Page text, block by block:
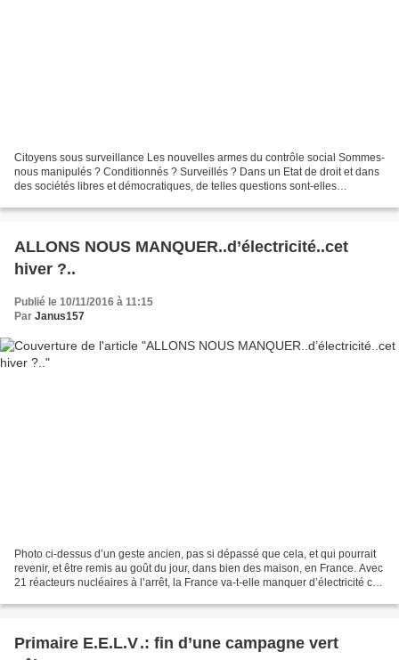
Citoyens sous surveillance Les nouvelles armes du contrôle social Sommes-
nous manipulés ? Conditionnés ? Surveillés ? Dans un Etat de droit et dans
des sociétés libres et démocratiques, de telles questions sont-elles
ALLONS NOUS MANQUER..d’électricité..cet
hiver ?..
Publié le 10/11/2016 à 11:15
Par Janus157
Photo ci-dessus d’un geste ancien, pas si dépassé que cela, et qui pourrait
revenir, et être remis au goût du jour, dans bien des maison, en France. Avec
21 réacteurs nucléaires à l’arrêt, la France va-t-elle manquer d’électricité cet
Primaire E.E.L.V .: fin d’une campagne vert